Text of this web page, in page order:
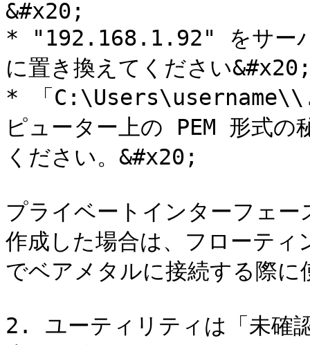
&#x20;
* "192.168.1.92" をサー
に置き換えてください
* 「
ピューター上の PEM 形式の
ください。&#x20;
プライベートインターフェー
作成した場合は、フローティ
でベアメタルに接続する際
2. ユーティリティは「未確